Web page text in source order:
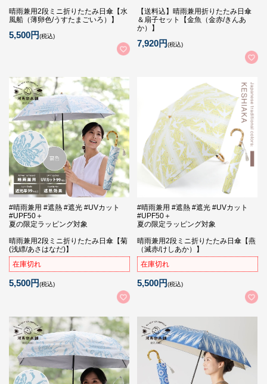
晴雨兼用2段ミニ折りたたみ日傘【水
風船（薄卵色/うすたまごいろ）】
5,500円(税込)
【送料込】晴雨兼用折りたたみ日傘
＆扇子セット【金魚（金赤/きんあ
か）】
7,920円(税込)
#晴雨兼用 #遮熱 #遮光 #UVカット
#UPF50＋
夏の限定ラッピング対象
晴雨兼用2段ミニ折りたたみ日傘【菊
(浅縹/あさはなだ)】
在庫切れ
5,500円(税込)
#晴雨兼用 #遮熱 #遮光 #UVカット
#UPF50＋
夏の限定ラッピング対象
晴雨兼用2段ミニ折りたたみ日傘【燕
（滅赤/けしあか）】
在庫切れ
5,500円(税込)